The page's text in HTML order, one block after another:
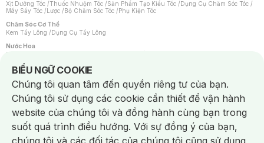
Xịt Dưỡng Tóc /Thuốc Nhuộm Tóc /Sản Phẩm Tạo Kiểu Tóc /Dụng Cụ Chăm Sóc Tóc /
Máy Sấy Tóc /Lược /Bộ Chăm Sóc Tóc /Phụ Kiện Tóc
Chăm Sóc Cơ Thể
Kem Tẩy Lông /Dụng Cụ Tẩy Lông
Nước Hoa
Nước Hoa Nữ
Chăm Sóc Cá Nhân
Chống Muỗi /Khẩu Trang /Máy Massage/Mặt Nạ Xông Hơi /Nước Rửa Tay/
Sản Phẩm Chăm Sóc Khác /Bàn Chải Đánh Răng /Bàn Chải Điện/
Hỗ Trợ Trắng Răng/Kem Đánh Răng /Máy Tăm Nước/ Nước Súc Miệng/
Tăm / Chỉ Nha Khoa/ Xịt Thơm Miệng / Dung Dịch Vệ Sinh/Dưỡng Vùng Kín/
Khăn Ướt Vệ Sinh Vùng Kín/Băng Vệ Sinh/Tampon/Bọt Cạo Râu /Dao Cạo Râu/
Máy Cạo Râu
Vấn Đề Về Da
Da Dầu / Lỗ Chân Lông To/ Da Khô / Mất Nước/ Da Lão Hóa/ Da Mụn/
BIỂU NGỮ COOKIE
Notice about cookies usage
Chúng tôi quan tâm đến quyền riêng tư của bạn.
Chúng tôi sử dụng các cookie cần thiết để vận hành
website của chúng tôi và đồng hành cùng bạn trong
suốt quá trình điều hướng. Với sự đồng ý của bạn,
chúng tôi và các đối tác của chúng tôi cũng sử dụng